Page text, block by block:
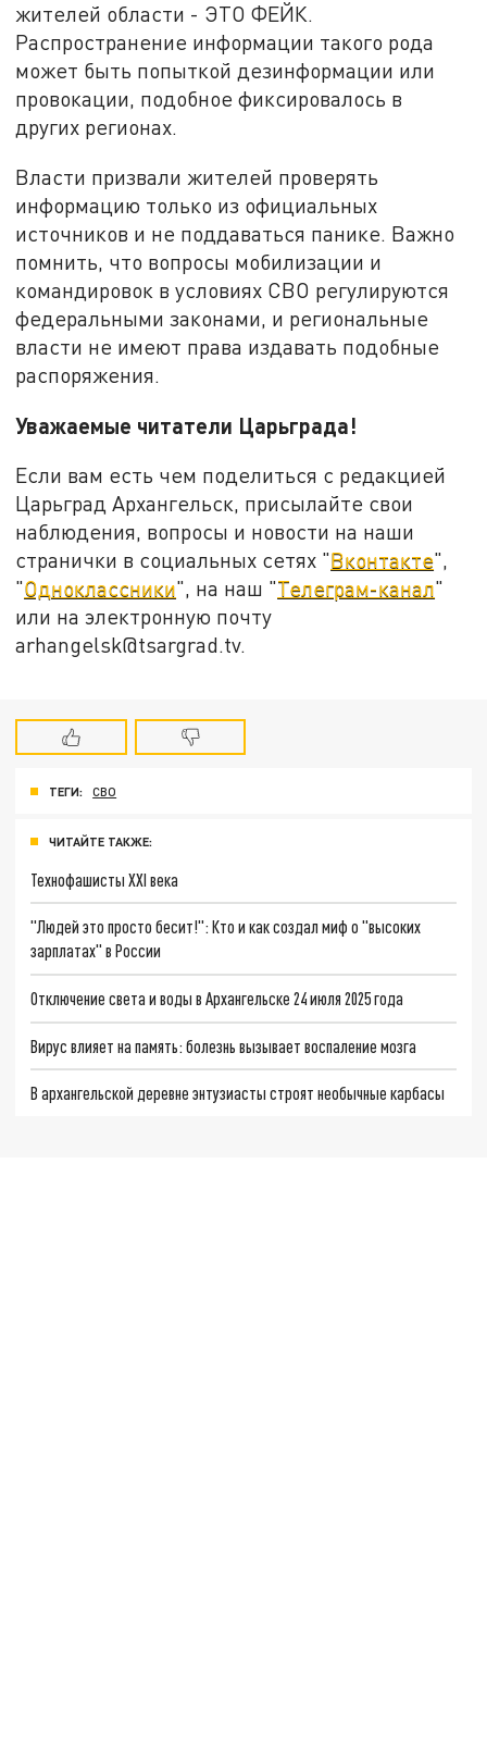
жителей области - ЭТО ФЕЙК.
Распространение информации такого рода
может быть попыткой дезинформации или
провокации, подобное фиксировалось в
других регионах.
Власти призвали жителей проверять
информацию только из официальных
источников и не поддаваться панике. Важно
помнить, что вопросы мобилизации и
командировок в условиях СВО регулируются
федеральными законами, и региональные
власти не имеют права издавать подобные
распоряжения.
Уважаемые читатели Царьграда!
Если вам есть чем поделиться с редакцией
Царьград Архангельск, присылайте свои
наблюдения, вопросы и новости на наши
странички в социальных сетях "Вконтакте",
"Одноклассники", на наш "Телеграм-канал"
или на электронную почту
arhangelsk@tsargrad.tv.
ТЕГИ: СВО
ЧИТАЙТЕ ТАКЖЕ:
Технофашисты XXI века
"Людей это просто бесит!": Кто и как создал миф о "высоких
зарплатах" в России
Отключение света и воды в Архангельске 24 июля 2025 года
Вирус влияет на память: болезнь вызывает воспаление мозга
В архангельской деревне энтузиасты строят необычные карбасы